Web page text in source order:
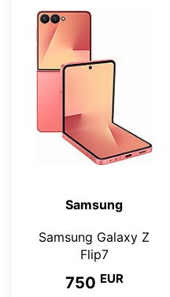
Samsung
Samsung Galaxy Z
Flip7
750 EUR